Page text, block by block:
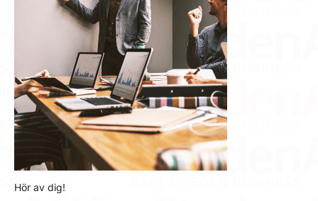
Hör av dig!